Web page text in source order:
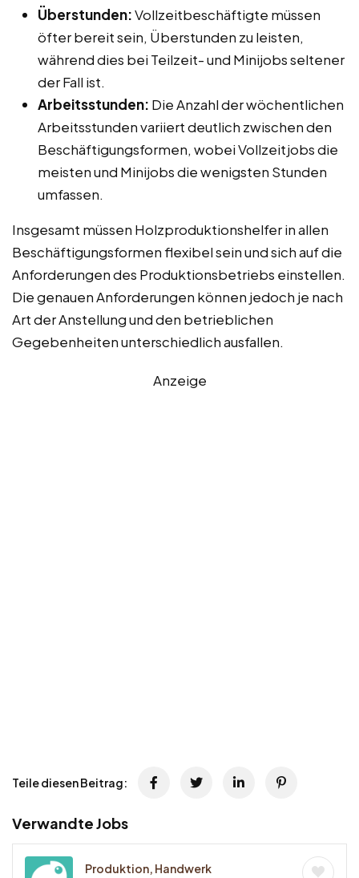
Überstunden:Vollzeitbeschäftigte müssen
öfter bereit sein, Überstunden zu leisten,
während dies bei Teilzeit- und Minijobs seltener
der Fall ist.
Arbeitsstunden: Die Anzahl der wöchentlichen
Arbeitsstunden variiert deutlich zwischen den
Beschäftigungsformen, wobei Vollzeitjobs die
meisten und Minijobs die wenigsten Stunden
umfassen.
Insgesamt müssen Holzproduktionshelfer in allen
Beschäftigungsformen flexibel sein und sich auf die
Anforderungen des Produktionsbetriebs einstellen.
Die genauen Anforderungen können jedoch je nach
Art der Anstellung und den betrieblichen
Gegebenheiten unterschiedlich ausfallen.
Anzeige
Teile diesen Beitrag:
Verwandte Jobs
Produktion, Handwerk